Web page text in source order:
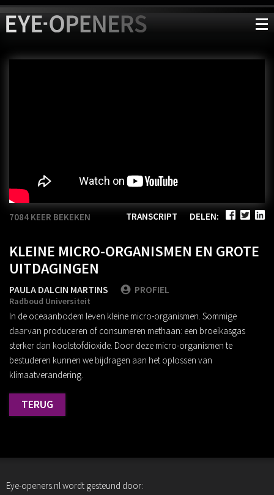
7084 KEER BEKEKEN TRANSCRIPT DELEN:
KLEINE MICRO-ORGANISMEN EN GROTE
UITDAGINGEN
PAULA DALCIN MARTINS PROFIEL
Radboud Universiteit
In de oceaanbodem leven kleine micro-organismen. Sommige
daarvan produceren of consumeren methaan: een broeikasgas
sterker dan koolstofdioxide. Door deze micro-organismen te
bestuderen kunnen we bijdragen aan het oplossen van
klimaatverandering.
TERUG
Eye-openers.nl wordt gesteund door: